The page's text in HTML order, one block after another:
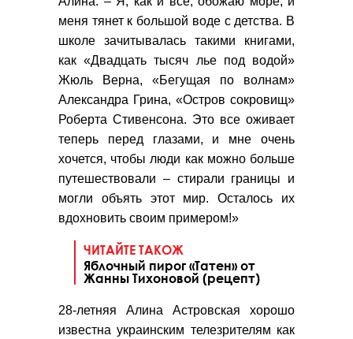
меня тянет к большой воде с детства. В
школе зачитывалась такими книгами,
как «Двадцать тысяч лье под водой»
Жюль Верна, «Бегущая по волнам»
Александра Грина, «Остров сокровищ»
Роберта Стивенсона. Это все оживает
теперь перед глазами, и мне очень
хочется, чтобы люди как можно больше
путешествовали – стирали границы и
могли объять этот мир. Осталось их
вдохновить своим примером!»
ЧИТАЙТЕ ТАКОЖ
Яблочный пирог «Татен» от
Жанны Тихоновой (рецепт)
28-летняя Алина Астровская хорошо
известна украинским телезрителям как